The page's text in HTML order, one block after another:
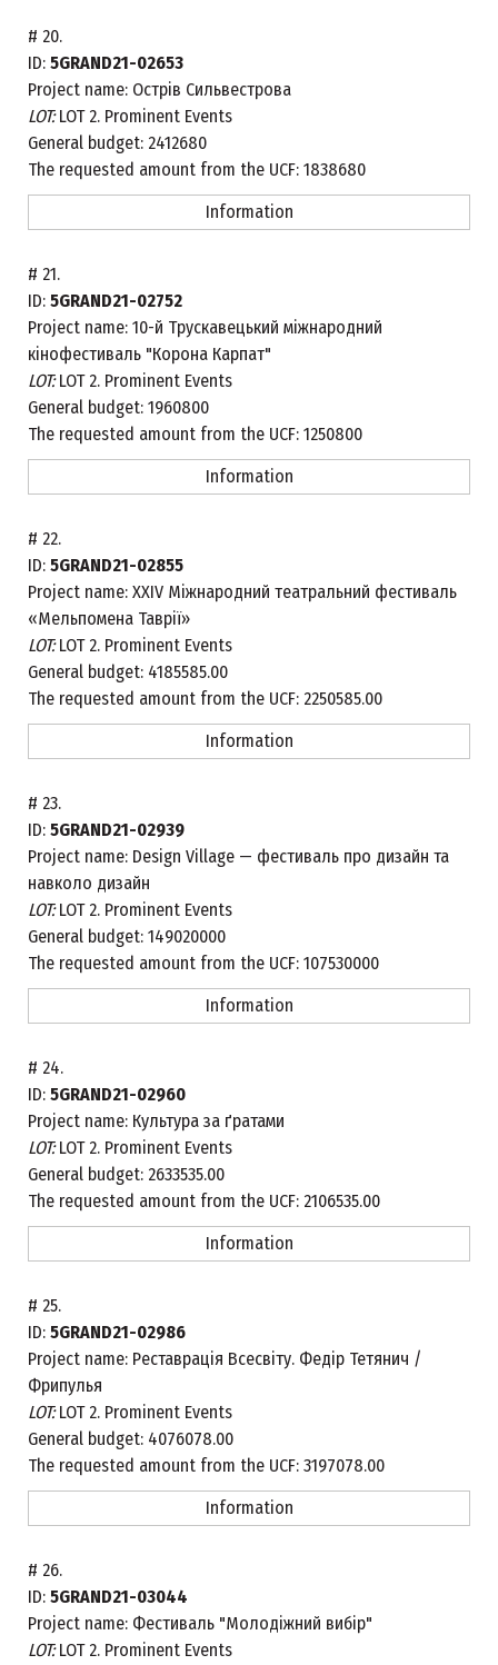
# 20.
ID: 5GRAND21-02653
Project name: Острів Сильвестрова
LOT:LOT 2. Prominent Events
General budget: 2412680
The requested amount from the UCF: 1838680
Information
# 21.
ID: 5GRAND21-02752
Project name: 10-й Трускавецький міжнародний
кінофестиваль "Корона Карпат"
LOT:LOT 2. Prominent Events
General budget: 1960800
The requested amount from the UCF: 1250800
Information
# 22.
ID: 5GRAND21-02855
Project name: XXIV Міжнародний театральний фестиваль
«Мельпомена Таврії»
LOT:LOT 2. Prominent Events
General budget: 4185585.00
The requested amount from the UCF: 2250585.00
Information
# 23.
ID: 5GRAND21-02939
Project name: Design Village — фестиваль про дизайн та
навколо дизайн
LOT:LOT 2. Prominent Events
General budget: 149020000
The requested amount from the UCF: 107530000
Information
# 24.
ID: 5GRAND21-02960
Project name: Культура за ґратами
LOT:LOT 2. Prominent Events
General budget: 2633535.00
The requested amount from the UCF: 2106535.00
Information
# 25.
ID: 5GRAND21-02986
Project name: Реставрація Всесвіту. Федір Тетянич /
Фрипулья
LOT:LOT 2. Prominent Events
General budget: 4076078.00
The requested amount from the UCF: 3197078.00
Information
# 26.
ID: 5GRAND21-03044
Project name: Фестиваль "Молодіжний вибір"
LOT:LOT 2. Prominent Events